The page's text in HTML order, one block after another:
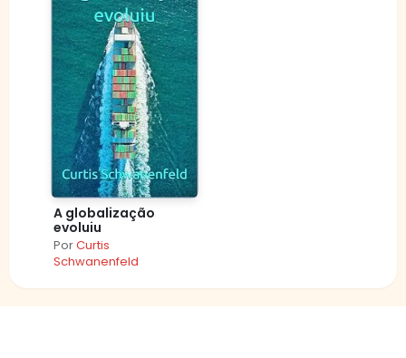
A globalização
evoluiu
PorCurtis
Schwanenfeld